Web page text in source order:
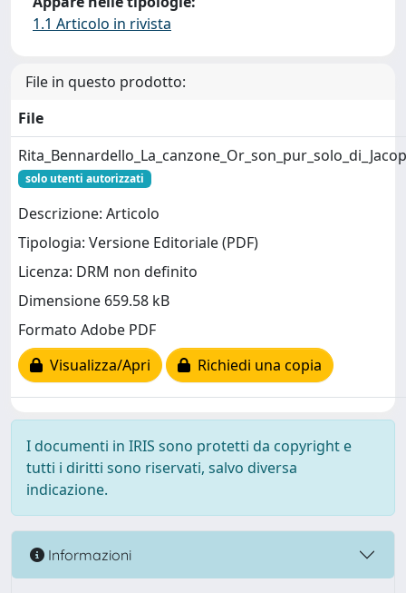
1.1 Articolo in rivista
File in questo prodotto:
File
solo utenti autorizzati
Descrizione: Articolo
Tipologia: Versione Editoriale (PDF)
Licenza: DRM non definito
Dimensione 659.58 kB
Formato Adobe PDF
Visualizza/Apri
Richiedi una copia
I documenti in IRIS sono protetti da copyright e
tutti i diritti sono riservati, salvo diversa
indicazione.
Informazioni